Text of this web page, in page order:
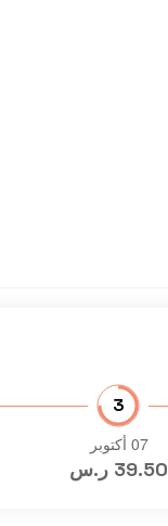
3
07 أكتوبر
39.50 ر.س